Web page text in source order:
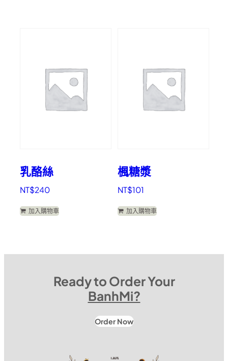
乳酪絲
NT$240
加入購物車
楓糖漿
NT$101
加入購物車
Ready to Order Your
BanhMi?
Order Now